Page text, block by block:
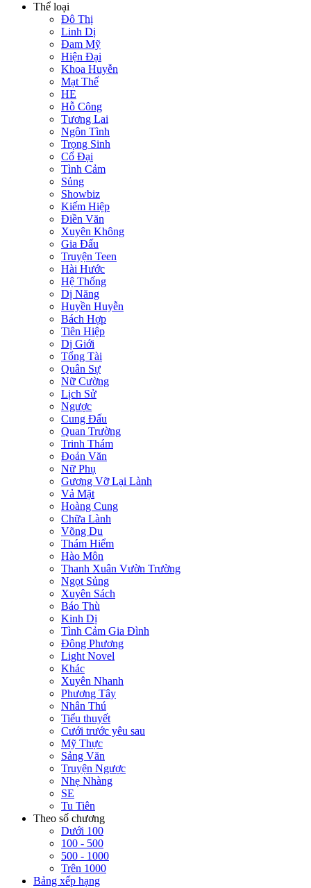
Thể loại
Đô Thị
Linh Dị
Đam Mỹ
Hiện Đại
Khoa Huyễn
Mạt Thế
HE
Hỗ Công
Tương Lai
Ngôn Tình
Trọng Sinh
Cổ Đại
Tình Cảm
Sủng
Showbiz
Kiếm Hiệp
Điền Văn
Xuyên Không
Gia Đấu
Truyện Teen
Hài Hước
Hệ Thống
Dị Năng
Huyền Huyễn
Bách Hợp
Tiên Hiệp
Dị Giới
Tổng Tài
Quân Sự
Nữ Cường
Lịch Sử
Ngược
Cung Đấu
Quan Trường
Trinh Thám
Đoản Văn
Nữ Phụ
Gương Vỡ Lại Lành
Vả Mặt
Hoàng Cung
Chữa Lành
Võng Du
Thám Hiểm
Hào Môn
Thanh Xuân Vườn Trường
Ngọt Sủng
Xuyên Sách
Báo Thù
Kinh Dị
Tình Cảm Gia Đình
Đông Phương
Light Novel
Khác
Xuyên Nhanh
Phương Tây
Nhân Thú
Tiểu thuyết
Cưới trước yêu sau
Mỹ Thực
Sảng Văn
Truyện Ngược
Nhẹ Nhàng
SE
Tu Tiên
Theo số chương
Dưới 100
100 - 500
500 - 1000
Trên 1000
Bảng xếp hạng